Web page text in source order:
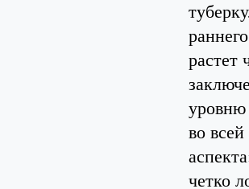
растет
уровню
во
четко